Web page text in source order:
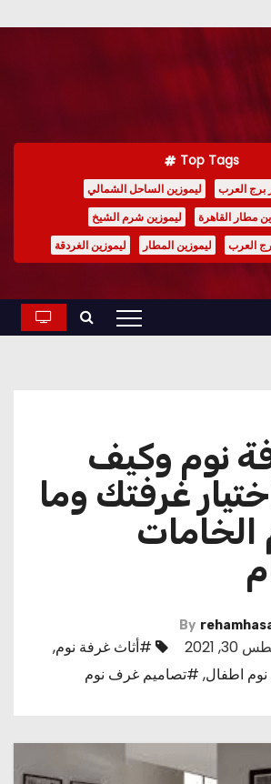
Top Tags
برج العرب
ليموزين الساحل الشمالي
مطار القاهرة
ليموزين شرم الشيخ
العرب
ليموزين المطار ليموزين الغردقة
نوم وكيف
غرفتك وما
By
2021 #أثاث غرفة نوم,
اطفال, #تصاميم غرف نوم